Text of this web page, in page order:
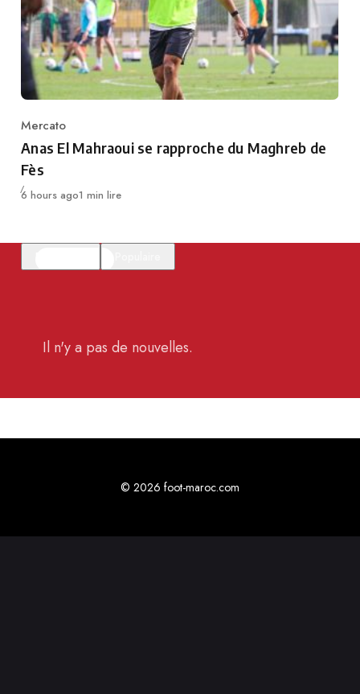
Category
Mercato
Anas El Mahraoui se rapproche du Maghreb de
Fès
Publié
6 hours ago1 min lire
Il n'y a pas de nouvelles.
© 2026 foot-maroc.com